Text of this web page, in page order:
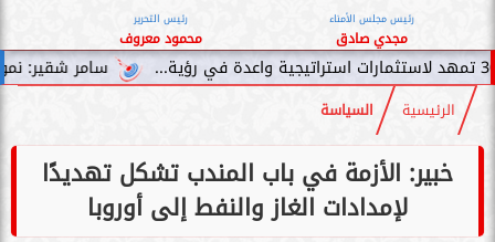
رئيس مجلس الأمناء
مجدي صادق
رئيس التحرير
محمود معروف
سامر شقير: نمو صناديق
الرئيسية السياسة
خبير: الأزمة في باب المندب تشكل تهديدًا
لإمدادات الغاز والنفط إلى أوروبا